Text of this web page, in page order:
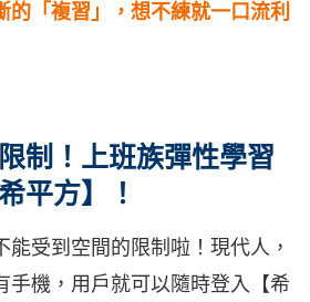
的「複習」，想不練就一口流利
制！上班族彈性學習
平方】！
能受到空間的限制啦！現代人，
手機，用戶就可以隨時登入【希